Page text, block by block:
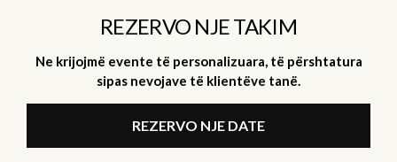
REZERVO NJE TAKIM
Ne krijojmë evente të personalizuara, të përshtatura
sipas nevojave të klientëve tanë.
REZERVO NJE DATE